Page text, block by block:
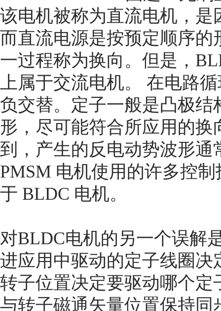
该电机被称为直流电机，
而直流电源是按预定顺序
一过程称为换向。但是，
上属于交流电机。 在电路
负交替。定子一般是凸极
形，尽可能符合所应用的
到，产生的反电动势波形
PMSM 电机使用的许多控
于 BLDC 电机。
对BLDC电机的另一个误解
进应用中驱动的定子线圈
转子位置决定要驱动哪个
与转子磁通矢量位置保持